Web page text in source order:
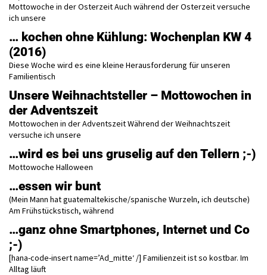
Mottowoche in der Osterzeit Auch während der Osterzeit versuche
ich unsere
… kochen ohne Kühlung: Wochenplan KW 4
(2016)
Diese Woche wird es eine kleine Herausforderung für unseren
Familientisch
Unsere Weihnachtsteller – Mottowochen in
der Adventszeit
Mottowochen in der Adventszeit Während der Weihnachtszeit
versuche ich unsere
…wird es bei uns gruselig auf den Tellern ;-)
Mottowoche Halloween
…essen wir bunt
(Mein Mann hat guatemaltekische/spanische Wurzeln, ich deutsche)
Am Frühstückstisch, während
…ganz ohne Smartphones, Internet und Co
;-)
[hana-code-insert name=’Ad_mitte‘ /] Familienzeit ist so kostbar. Im
Alltag läuft